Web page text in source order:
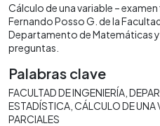
Cálculo de una variable –
Fernando Posso G. de la
Departamento de Matemáticas
preguntas.
Palabras clave
FACULTAD DE INGENIERÍA
ESTADÍSTICA CÁLCULO DE UNA
PARCIALES